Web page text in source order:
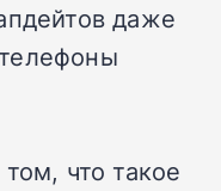
даже
что такое